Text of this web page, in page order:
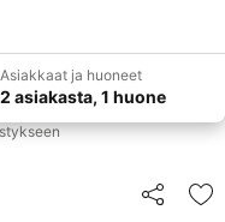
Asiakkaat ja huoneet
2 asiakasta, 1 huone
Jaa